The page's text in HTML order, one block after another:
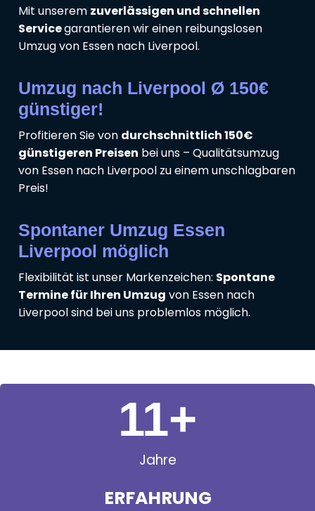
Mit unserem zuverlässigen und schnellen
Servicegarantieren wir einen reibungslosen
Umzug von Essen nach Liverpool.
Umzug nach Liverpool Ø 150€
günstiger!
Profitieren Sie von durchschnittlich 150€
günstigeren Preisen bei uns – Qualitätsumzug
von Essen nach Liverpool zu einem unschlagbaren
Preis!
Spontaner Umzug Essen
Liverpool möglich
Flexibilität ist unser Markenzeichen: Spontane
Termine für Ihren Umzug von Essen nach
Liverpool sind bei uns problemlos möglich.
Jahre
ERFAHRUNG
11+